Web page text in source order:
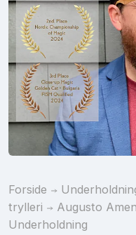
Forside
trylleri
Augusto
Underholdning